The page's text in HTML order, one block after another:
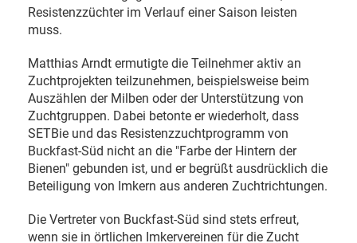
Resistenzzüchter im Verlauf einer Saison leisten
muss.
Matthias Arndt ermutigte die Teilnehmer aktiv an
Zuchtprojekten teilzunehmen, beispielsweise beim
Auszählen der Milben oder der Unterstützung von
Zuchtgruppen. Dabei betonte er wiederholt, dass
SETBie und das Resistenzzuchtprogramm von
Buckfast-Süd nicht an die "Farbe der Hintern der
Bienen" gebunden ist, und er begrüßt ausdrücklich die
Beteiligung von Imkern aus anderen Zuchtrichtungen.
Die Vertreter von Buckfast-Süd sind stets erfreut,
wenn sie in örtlichen Imkervereinen für die Zucht